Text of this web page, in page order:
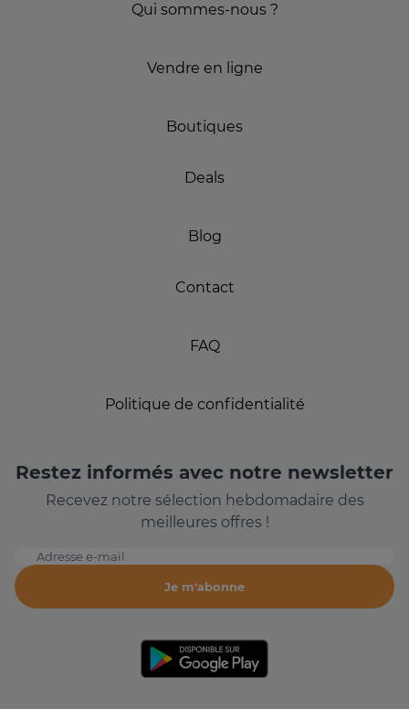
Qui sommes-nous ?
Vendre en ligne
Boutiques
Deals
Blog
Contact
FAQ
Politique de confidentialité
Restez informés avec notre newsletter
Recevez notre sélection hebdomadaire des
meilleures offres !
Adresse e-mail
Je m'abonne